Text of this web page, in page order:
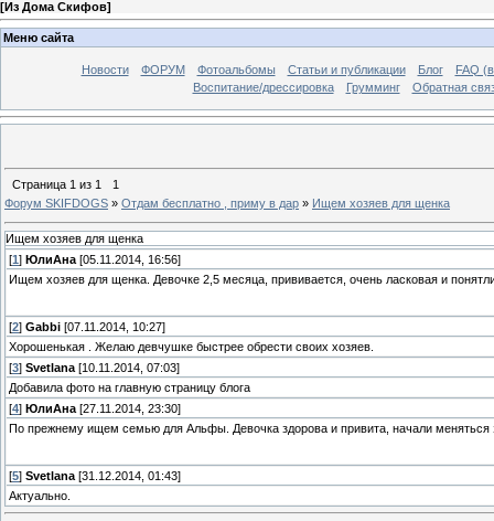
[Из Дома Скифов]
Меню сайта
Новости ФОРУМ Фотоальбомы Статьи и публикации Блог
FAQ
Воспитание/дрессировка
Грумминг Обратная
Страница 1 из 1
1
Форум SKIFDOGS » Отдам бесплатно , приму в дар » Ищем хозяев для щенка
Ищем хозяев для щенка
[1] ЮлиАна [05.11.2014, 16:56]
Ищем хозяев для щенка. Девочке 2,5 месяца, прививается, очень ласковая и
[2] Gabbi [07.11.2014, 10:27]
Хорошенькая . Желаю девчушке быстрее обрести своих хозяев.
[3] Svetlana [10.11.2014, 07:03]
Добавила фото на главную страницу блога
[4] ЮлиАна [27.11.2014, 23:30]
По прежнему ищем семью для Альфы. Девочка здорова и привита, начали меняться
[5] Svetlana [31.12.2014, 01:43]
Актуально.